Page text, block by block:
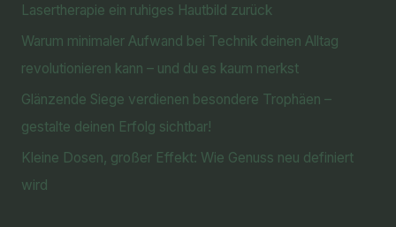
Lasertherapie ein ruhiges Hautbild zurück
Warum minimaler Aufwand bei Technik deinen Alltag
revolutionieren kann – und du es kaum merkst
Glänzende Siege verdienen besondere Trophäen –
gestalte deinen Erfolg sichtbar!
Kleine Dosen, großer Effekt: Wie Genuss neu definiert
wird